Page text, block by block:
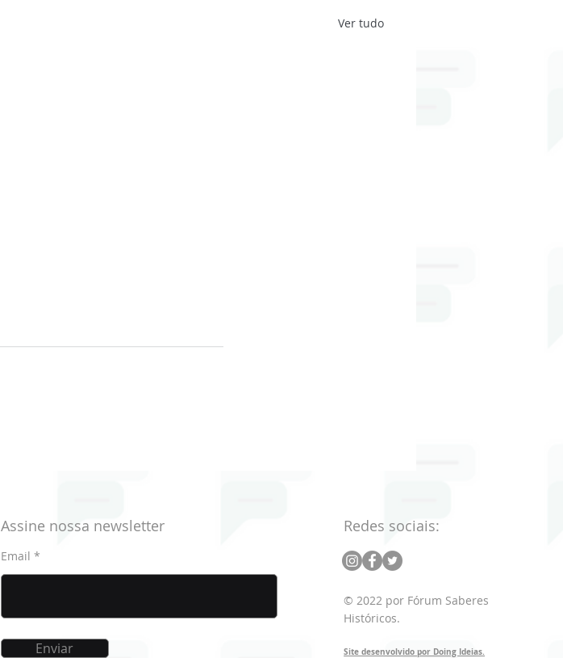
Ver tudo
Assine nossa newsletter
Email
Enviar
Redes sociais:
© 2022 por Fórum Saberes
Históricos.
Site desenvolvido por Doing Ideias.